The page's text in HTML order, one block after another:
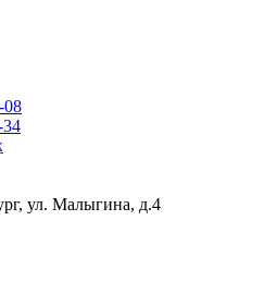
08
34
ул. Малыгина, д.4